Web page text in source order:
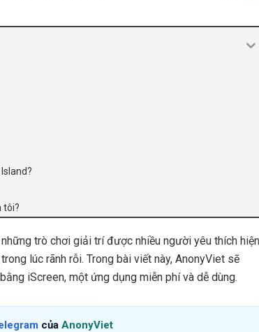
tôi?
trò chơi giải trí được nhiều người yêu thích
lúc rãnh rỗi. Trong bài viết này, AnonyViet sẽ
iScreen, một ứng dụng miễn phí và dễ dùng.
của AnonyViet